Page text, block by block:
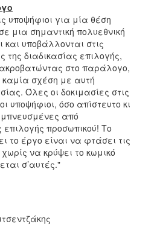
υποψήφιοι για μία θέση
μια σημαντική πολυεθνική
υποβάλλονται στις
της διαδικασίας επιλογής,
ακροβατώντας στο παράλογο,
σχέση με αυτή
Όλες οι δοκιμασίες στις
υποψήφιοι, όσο απίστευτο κι
από
προσωπικού! Το
το έργο είναι να φτάσει τις
να κρύψει το κωμικό
σ’αυτές."